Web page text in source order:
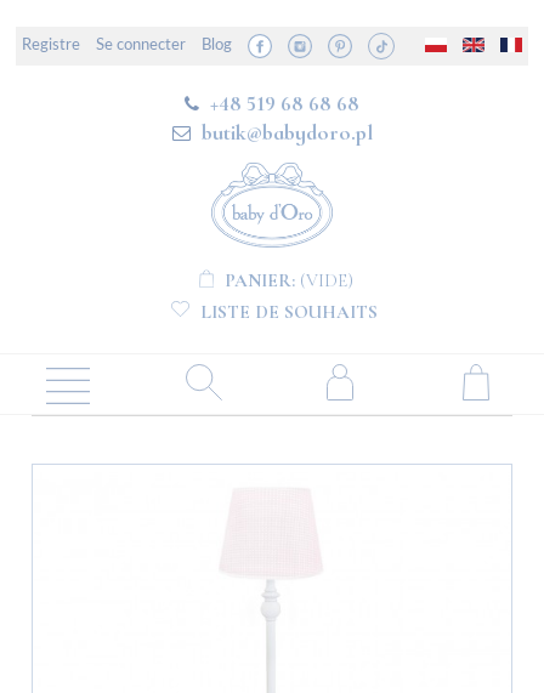
Registre Se connecter Blog
+48 519 68 68 68
butik@babydoro.pl
PANIER: (VIDE)
LISTE DE SOUHAITS